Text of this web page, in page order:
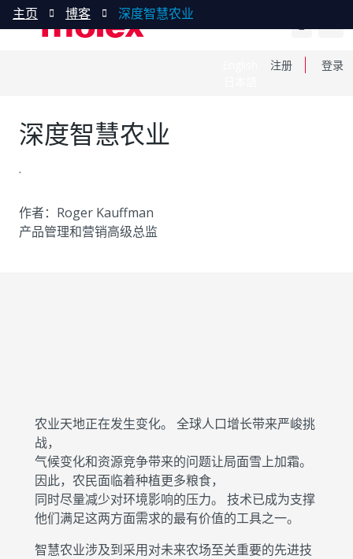
注册 登录
主页 博客 深度智慧农业
深度智慧农业
.
作者：Roger Kauffman
产品管理和营销高级总监
农业天地正在发生变化。 全球人口增长带来严峻挑
战，
气候变化和资源竞争带来的问题让局面雪上加霜。
因此，农民面临着种植更多粮食，
同时尽量减少对环境影响的压力。 技术已成为支撑
他们满足这两方面需求的最有价值的工具之一。
智慧农业涉及到采用对未来农场至关重要的先进技